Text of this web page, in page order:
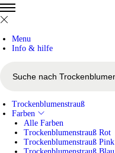
Menu
Info & hilfe
e
n
Trockenblumenstrauß
Farben
Alle Farben
Trockenblumenstrauß Rot
Trockenblumenstrauß Pink